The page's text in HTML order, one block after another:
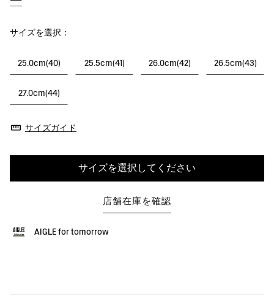
サイズを選択：
25.0cm(40) 25.5cm(41) 26.0cm(42) 26.5cm(43)
27.0cm(44)
サイズガイド
サイズを選択してください
店舗在庫を確認
AIGLE for tomorrow